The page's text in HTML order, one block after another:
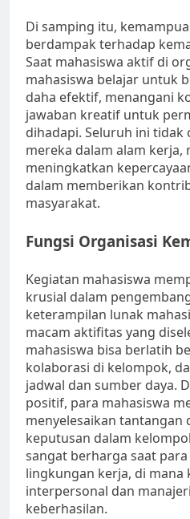
Di samping itu,
berdampak terhadap
Saat mahasiswa aktif di
mahasiswa belajar untuk
daha efektif, menangani
jawaban kreatif untuk
dihadapi. Seluruh ini tidak
mereka dalam alam kerja,
meningkatkan
dalam memberikan
masyarakat.
Fungsi Organisasi
Kegiatan mahasiswa
krusial dalam
keterampilan lunak
macam aktifitas yang
mahasiswa bisa berlatih
kolaborasi di kelompok,
jadwal dan sumber daya.
positif, para mahasiswa
menyelesaikan tantangan
keputusan dalam
sangat berharga saat
lingkungan kerja, di mana
interpersonal dan
keberhasilan.